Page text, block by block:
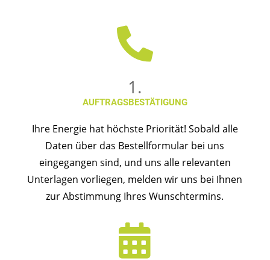

1.
AUFTRAGS­BESTÄTIGUNG
Ihre Energie hat höchste Priorität! Sobald alle
Daten über das Bestellformular bei uns
eingegangen sind, und uns alle relevanten
Unterlagen vorliegen, melden wir uns bei Ihnen
zur Abstimmung Ihres Wunschtermins.
